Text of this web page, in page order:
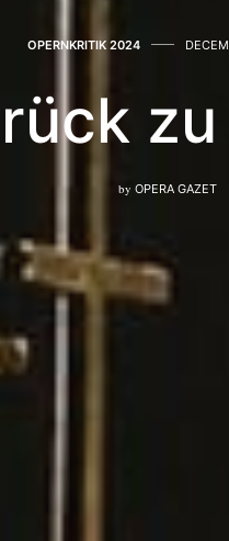
OPERNKRITIK 2024
by OPERA GAZET